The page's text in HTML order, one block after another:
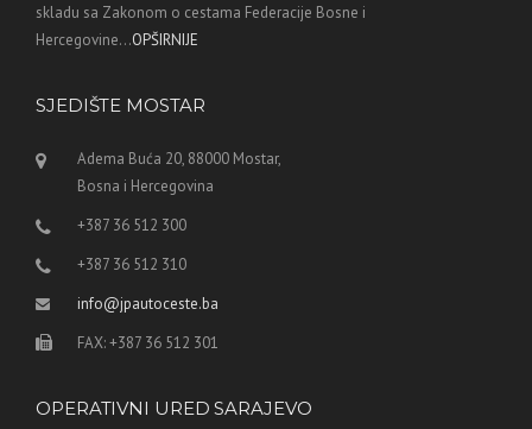
skladu sa Zakonom o cestama Federacije Bosne i
Hercegovine...OPŠIRNIJE
SJEDIŠTE MOSTAR
Adema Buća 20, 88000 Mostar,
Bosna i Hercegovina
+387 36 512 300
+387 36 512 310
info@jpautoceste.ba
FAX: +387 36 512 301
OPERATIVNI URED SARAJEVO